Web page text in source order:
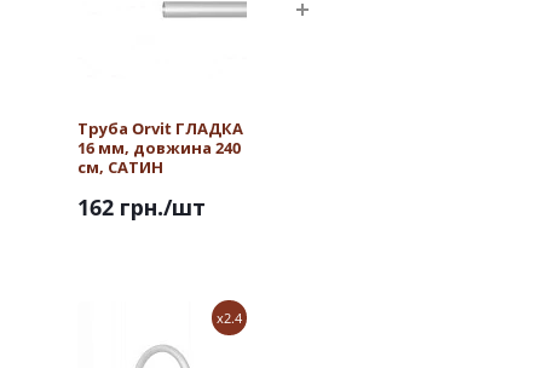
Труба Orvit ГЛАДКА
16 мм, довжина 240
см, САТИН
162 грн./шт
x2.4